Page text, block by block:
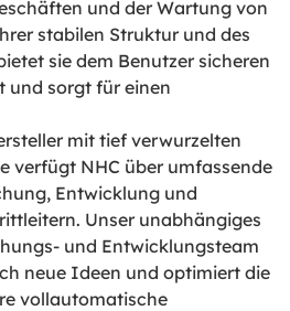
und der Wartung von
stabilen Struktur und des
sie dem Benutzer sicheren
und sorgt für einen
mit tief verwurzelten
verfügt NHC über umfassende
Entwicklung und
Unser unabhängiges
und Entwicklungsteam
neue Ideen und optimiert die
vollautomatische